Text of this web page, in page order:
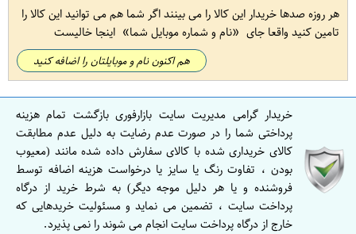
هر روزه صدها خریدار این کالا را می بینند اگر شما هم می توانید این کالا را
تامین کنید واقعا جای
نام و شماره موبایل شما اینجا خالیست
هم اکنون نام و موبایلتان را اضافه کنید
خریدار گرامی مدیریت سایت بازارفوری بازگشت تمام هزینه
پرداختی شما را در صورت عدم رضایت به دلیل عدم مطابقت
کالای خریداری شده با کالای سفارش داده شده مانند (معیوب
بودن ، تفاوت رنگ یا سایز یا درخواست هزینه اضافه توسط
فروشنده و یا هر دلیل موجه دیگر) به شرط خرید از درگاه
پرداخت سایت ، تضمین می نماید و مسئولیت خریدهایی که
خارج از درگاه پرداخت سایت انجام می شوند را نمی پذیرد.